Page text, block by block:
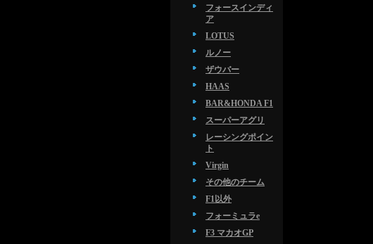
フォースインディ
ア
LOTUS
ルノー
ザウバー
HAAS
BAR&HONDA F1
スーパーアグリ
レーシングポイン
ト
Virgin
その他のチーム
F1以外
フォーミュラe
F3 マカオGP